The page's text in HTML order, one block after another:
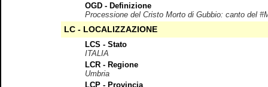
OGD - Definizione
Processione del Cristo Morto di Gubbio: canto del
LC - LOCALIZZAZIONE
LCS - Stato
ITALIA
LCR - Regione
Umbria
LCP - Provincia